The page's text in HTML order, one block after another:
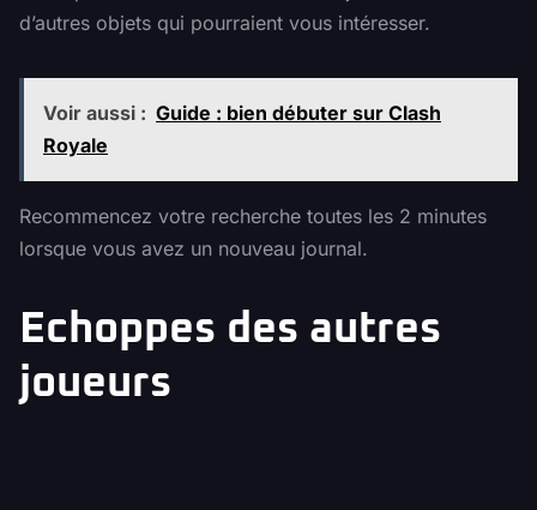
d’autres objets qui pourraient vous intéresser.
Voir aussi : Guide : bien débuter sur Clash
Royale
Recommencez votre recherche toutes les 2 minutes
lorsque vous avez un nouveau journal.
Echoppes des autres
joueurs